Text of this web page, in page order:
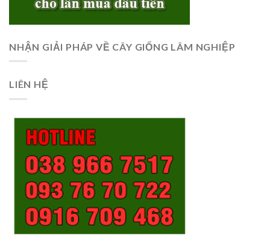
NHẬN GIẢI PHÁP VỀ CÂY GIỐNG LÂM NGHIỆP
LIÊN HỆ